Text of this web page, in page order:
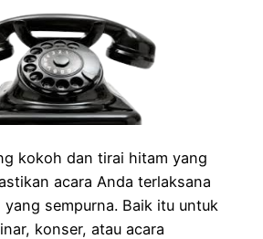
kokoh dan tirai hitam yang
acara Anda terlaksana
sempurna. Baik itu untuk
konser, atau acara